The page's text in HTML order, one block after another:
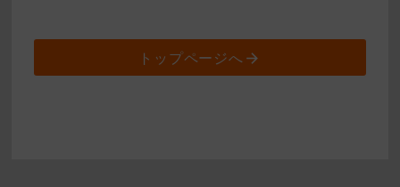
トップページへ